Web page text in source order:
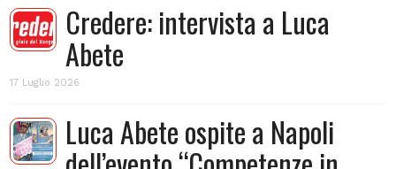
Credere: intervista a Luca
Abete
17 Luglio 2026
Luca Abete ospite a Napoli